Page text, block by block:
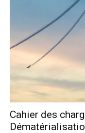
Cahier des